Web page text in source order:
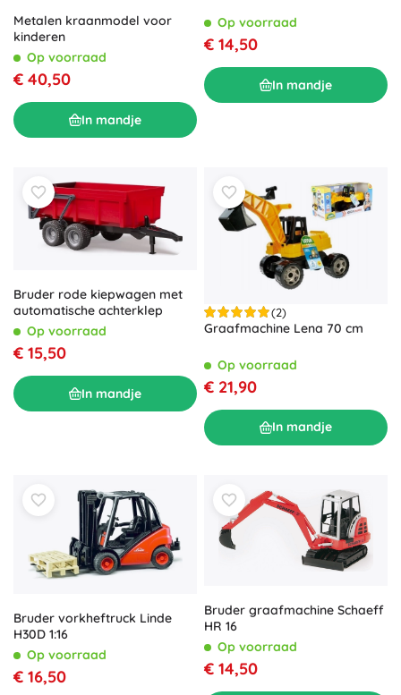
Metalen kraanmodel voor
kinderen
Op voorraad
€ 40,50
In mandje
Op voorraad
€ 14,50
In mandje
Bruder rode kiepwagen met
automatische achterklep
Op voorraad
€ 15,50
In mandje
(2)
Graafmachine Lena 70 cm
Op voorraad
€ 21,90
In mandje
Bruder vorkheftruck Linde
H30D 1:16
Op voorraad
€ 16,50
Bruder graafmachine Schaeff
HR 16
Op voorraad
€ 14,50